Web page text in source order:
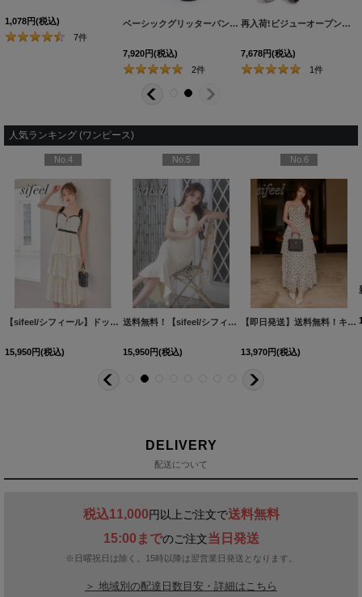
1,078円(税込)
7件
ベーシックグリッターパンプス/14cmヒール【2カラー/7サイズ】[OF02]
7,920円(税込)
2件
再入荷!ビジューオープントゥプラットフォームパンプス【34-40サイズ/2カラー】[OF02]
7,678円(税込)
1件
人気ランキング (ワンピース)
No.4
【sifeel/シフィール】ドット/リボンショルダー/フロントジップ/谷間見せ/バイカラー/ワンピース/ティアード/フレアスカート/ロングドレス/キャバドレス【S-Lサイズ/1カラー】[OF04]【FS】
15,950円(税込)
No.5
送料無料！【sifeel/シフィール】フラワーモチーフ/ノースリーブ/フロントジップ/ビジュー/マーメイド/ワンピース/キャバドレス【S-Lサイズ/1カラー】[OF04]【FS】
15,950円(税込)
No.6
【即日発送】送料無料！キャミソール/ドット/フリル/ティアードスカート/ロングワンピース/キャバドレス【S-Lサイズ/1カラー】[OF03]【YN】dzyyLD
13,970円(税込)
DELIVERY
配送について
税込11,000円以上ご注文で送料無料
15:00までのご注文当日発送
※日曜祝日は除く。15時以降は翌営業日発送となります。
＞ 地域別の配達日数目安・詳細はこちら